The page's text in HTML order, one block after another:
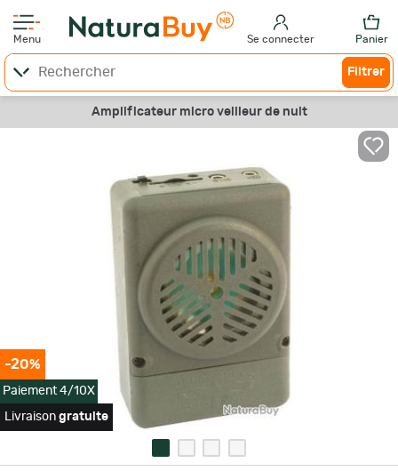
Menu Se connecter Panier
Filtrer
Amplificateur micro veilleur de nuit
-20%
Paiement 4/10X
Livraison gratuite